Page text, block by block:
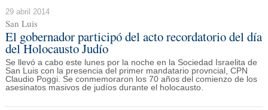
29 abril 2014
San Luis
El gobernador participó del acto recordatorio del día
del Holocausto Judío
Se llevó a cabo este lunes por la noche en la Sociedad Israelita de
San Luis con la presencia del primer mandatario provncial, CPN
Claudio Poggi. Se conmemoraron los 70 años del comienzo de los
asesinatos masivos de judíos durante el holocausto.